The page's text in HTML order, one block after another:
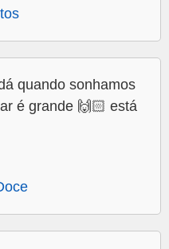
quando sonhamos
é grande 🙌🏻 está